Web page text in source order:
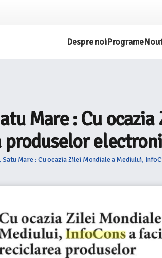
Despre noiPrograme
Mare : Cu
Mare : Cu ocazia Zilei Mondiale a Mediului,